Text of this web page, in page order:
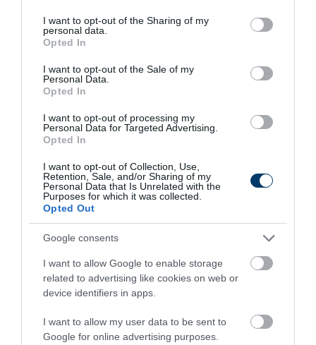
not limited to your visit or usage behaviour. You may click to
grant or deny consent to Google and its third-party tags to
use your data for below specified purposes in below Google
consent section.
I want to opt-out of the Sharing of my
personal data.
Opted In
I want to opt-out of the Sale of my
Personal Data.
Opted In
I want to opt-out of processing my
Personal Data for Targeted Advertising.
Opted In
I want to opt-out of Collection, Use,
Retention, Sale, and/or Sharing of my
Personal Data that Is Unrelated with the
Purposes for which it was collected.
Opted Out
Google consents
I want to allow Google to enable storage
related to advertising like cookies on web or
device identifiers in apps.
I want to allow my user data to be sent to
Google for online advertising purposes.
This Simple Trick Removes All Parasites From
Your Body!
286 67 256